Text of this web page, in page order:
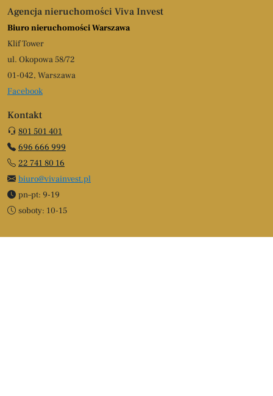
Agencja nieruchomości Viva Invest
Biuro nieruchomości Warszawa
Klif Tower
ul. Okopowa 58/72
01-042, Warszawa
Facebook
Kontakt
801 501 401
696 666 999
22 741 80 16
biuro@vivainvest.pl
pn–pt: 9-19
soboty: 10-15